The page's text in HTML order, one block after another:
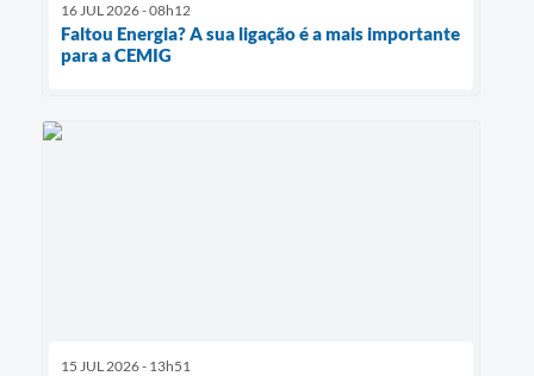
16 JUL 2026 - 08h12
Faltou Energia? A sua ligação é a mais importante
para a CEMIG
15 JUL 2026 - 13h51